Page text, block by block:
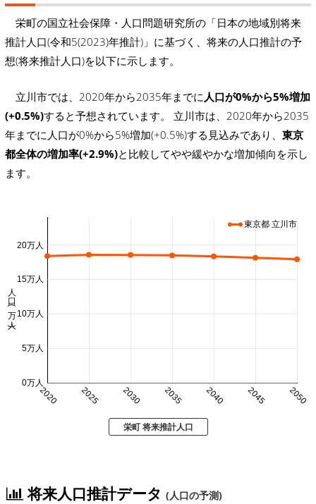
栄町の国立社会保障・人口問題研究所の「日本の地域別将来
推計人口(令和5(2023)年推計)」に基づく、将来の人口推計の予
想(将来推計人口)を以下に示します。
立川市では、2020年から2035年までに 人口が0%から5%増加
(+0.5%)すると予想されています。 立川市は、2020年から2035
年までに人口が0%から5%増加(+0.5%)する見込みであり、 東京
都全体の増加率(+2.9%)と比較してやや緩やかな増加傾向を示し
ます。
2020 2025 2030 2035 2040 2045 2050
0万人
5万人
10万人
15万人
20万人
人口 (万人)
東京都 立川市
栄町 将来推計人口
将来人口推計データ (人口の予測)